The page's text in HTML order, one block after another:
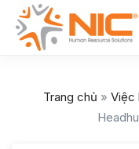
Trang chủ » Việc